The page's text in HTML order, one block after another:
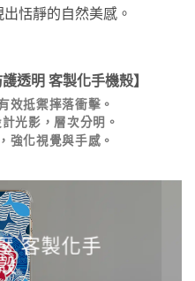
恬靜的自然美感。
透明 客製化手機殼】
效抵禦摔落衝擊。
光影，層次分明。
強化視覺與手感。
客製化手